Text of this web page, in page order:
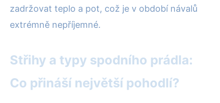
zadržovat teplo a pot, což je v období návalů
extrémně nepříjemné.
Střihy a typy spodního prádla:
Co přináší největší pohodlí?